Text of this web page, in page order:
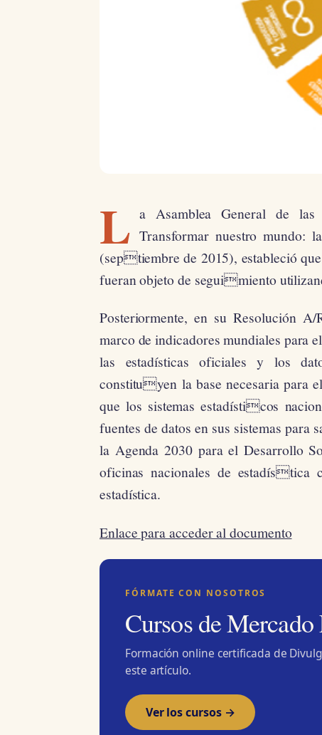
L a Asamblea General de las
Transformar nuestro mundo:
(septiembre de 2015), estableció
fueran objeto de seguimiento
Posteriormente, en su Resolución
marco de indicadores mundiales para
las estadísticas oficiales y los
constituyen la base necesaria para
que los sistemas estadísticos
fuentes de datos en sus sistemas para
la Agenda 2030 para el Desarrollo
oficinas nacionales de estadística
estadística.
Enlace para acceder al documento
FÓRMATE CON NOSOTROS
Cursos de
Formación online certificada de
este artículo.
Ver los cursos →